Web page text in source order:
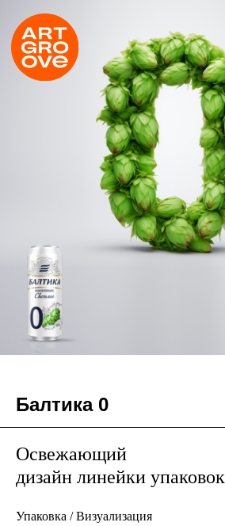
Балтика 0
Освежающий
дизайн линейки упаковок
Упаковка / Визуализация